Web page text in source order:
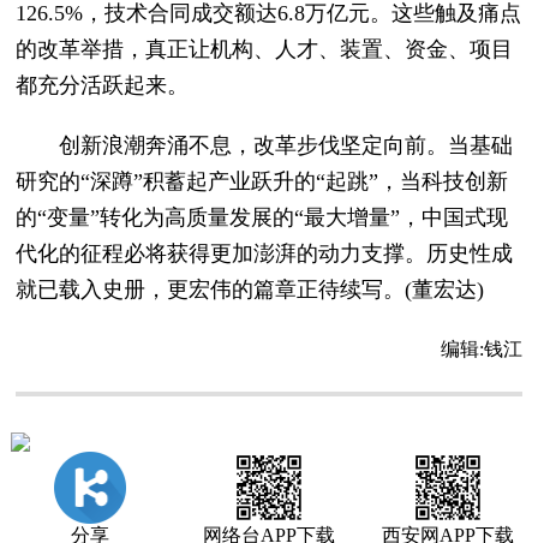
126.5%，技术合同成交额达6.8万亿元。这些触及痛点
的改革举措，真正让机构、人才、装置、资金、项目
都充分活跃起来。
创新浪潮奔涌不息，改革步伐坚定向前。当基础
研究的“深蹲”积蓄起产业跃升的“起跳”，当科技创新
的“变量”转化为高质量发展的“最大增量”，中国式现
代化的征程必将获得更加澎湃的动力支撑。历史性成
就已载入史册，更宏伟的篇章正待续写。(董宏达)
编辑:钱江
分享 网络台APP下载 西安网APP下载